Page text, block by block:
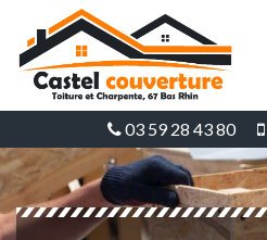
03 59 28 43 80